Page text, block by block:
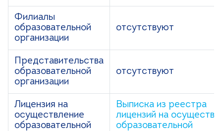
Филиалы
образовательной
организации
отсутствуют
Представительства
образовательной
организации
отсутствуют
Лицензия на
осуществление
образовательной
Выписка из реестра
лицензий на
образовательной